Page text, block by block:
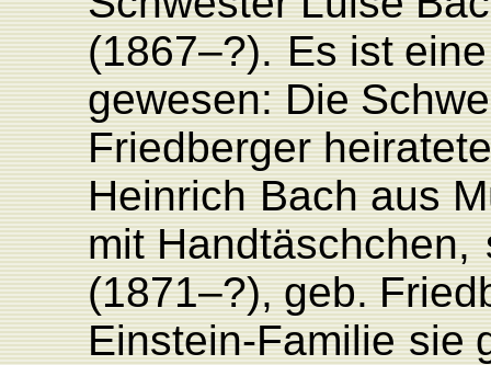
(1867–?). Esist eine
gewesen: Die
Friedberger
Heinrich Bach aus
mitHandtäschchen,
(1871–?), geb. F
Einstein-Familie sie